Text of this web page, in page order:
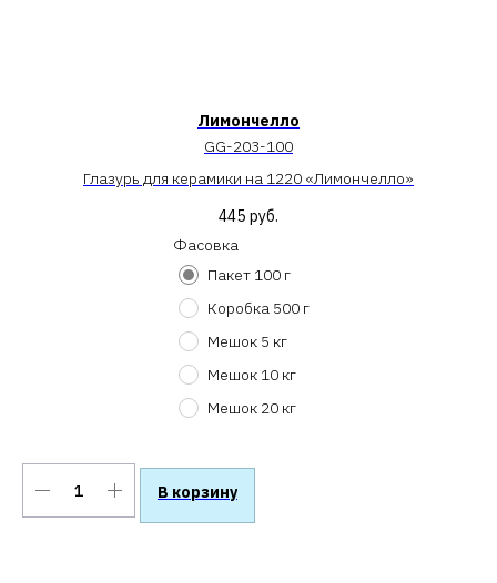
Лимончелло
GG-203-100
Глазурь для керамики на 1220 «Лимончелло»
445 руб.
Фасовка
Пакет 100 г
Коробка 500 г
Мешок 5 кг
Мешок 10 кг
Мешок 20 кг
В корзину